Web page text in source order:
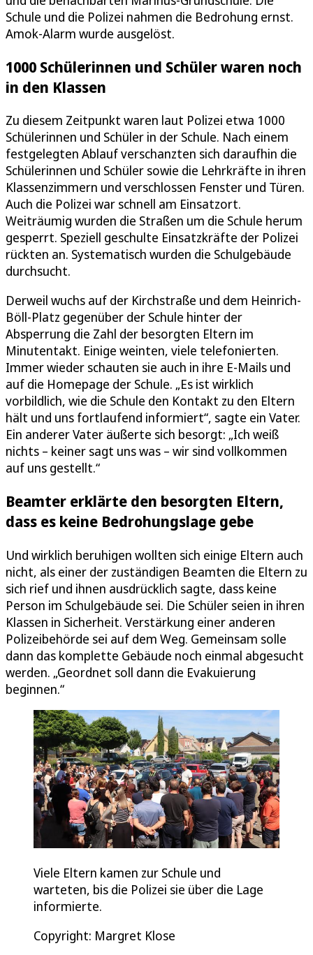
Schule und die Polizei nahmen die Bedrohung ernst.
Amok-Alarm wurde ausgelöst.
1000 Schülerinnen und Schüler waren noch
in den Klassen
Zu diesem Zeitpunkt waren laut Polizei etwa 1000
Schülerinnen und Schüler in der Schule. Nach einem
festgelegten Ablauf verschanzten sich daraufhin die
Schülerinnen und Schüler sowie die Lehrkräfte in ihren
Klassenzimmern und verschlossen Fenster und Türen.
Auch die Polizei war schnell am Einsatzort.
Weiträumig wurden die Straßen um die Schule herum
gesperrt. Speziell geschulte Einsatzkräfte der Polizei
rückten an. Systematisch wurden die Schulgebäude
durchsucht.
Derweil wuchs auf der Kirchstraße und dem Heinrich-
Böll-Platz gegenüber der Schule hinter der
Absperrung die Zahl der besorgten Eltern im
Minutentakt. Einige weinten, viele telefonierten.
Immer wieder schauten sie auch in ihre E-Mails und
auf die Homepage der Schule. „Es ist wirklich
vorbildlich, wie die Schule den Kontakt zu den Eltern
hält und uns fortlaufend informiert“, sagte ein Vater.
Ein anderer Vater äußerte sich besorgt: „Ich weiß
nichts – keiner sagt uns was – wir sind vollkommen
auf uns gestellt.“
Beamter erklärte den besorgten Eltern,
dass es keine Bedrohungslage gebe
Und wirklich beruhigen wollten sich einige Eltern auch
nicht, als einer der zuständigen Beamten die Eltern zu
sich rief und ihnen ausdrücklich sagte, dass keine
Person im Schulgebäude sei. Die Schüler seien in ihren
Klassen in Sicherheit. Verstärkung einer anderen
Polizeibehörde sei auf dem Weg. Gemeinsam solle
dann das komplette Gebäude noch einmal abgesucht
werden. „Geordnet soll dann die Evakuierung
beginnen.“
Viele Eltern kamen zur Schule und
warteten, bis die Polizei sie über die Lage
informierte.
Copyright: Margret Klose